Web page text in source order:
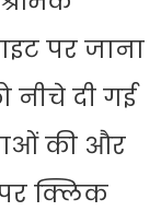
पर जाना
नीचे दी गई
की और
क्लिक